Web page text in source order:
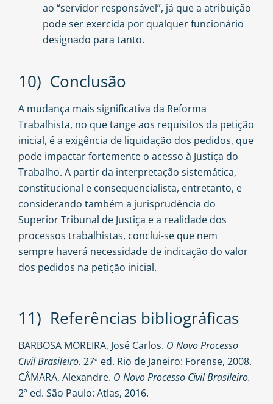
ao “servidor responsável”, já que a atribuição
pode ser exercida por qualquer funcionário
designado para tanto.
10) Conclusão
A mudança mais significativa da Reforma
Trabalhista, no que tange aos requisitos da petição
inicial, é a exigência de liquidação dos pedidos, que
pode impactar fortemente o acesso à Justiça do
Trabalho. A partir da interpretação sistemática,
constitucional e consequencialista, entretanto, e
considerando também a jurisprudência do
Superior Tribunal de Justiça e a realidade dos
processos trabalhistas, conclui-se que nem
sempre haverá necessidade de indicação do valor
dos pedidos na petição inicial.
11) Referências bibliográficas
BARBOSA MOREIRA, José Carlos. O Novo Processo
Civil Brasileiro. 27ª ed. Rio de Janeiro: Forense, 2008.
CÂMARA, Alexandre. O Novo Processo Civil Brasileiro.
2ª ed. São Paulo: Atlas, 2016.